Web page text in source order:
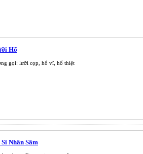
Hổ
gọi: lưỡi cọp, hổ vĩ, hổ thiệt
Nhân Sâm